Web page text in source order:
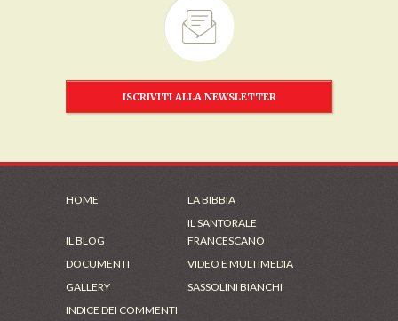
ISCRIVITI ALLA NEWSLETTER
HOME LA BIBBIA
IL BLOG
IL SANTORALE
FRANCESCANO
DOCUMENTI
VIDEO E MULTIMEDIA
GALLERY
SASSOLINI BIANCHI
INDICE DEI COMMENTI